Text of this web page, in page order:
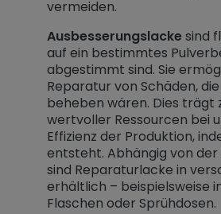
vermeiden.
Ausbesserungslackesind
auf ein bestimmtes
abgestimmt sind. Sie
Reparatur von Schäden,
beheben wären. Dies trägt
wertvoller Ressourcen bei
Effizienz der Produktion,
entsteht. Abhängig von
sind Reparaturlacke in
erhältlich – beispielsweise
Flaschen oder Sprühdosen.